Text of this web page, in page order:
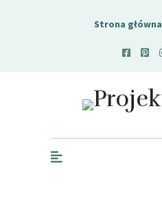
Strona główna
Projekt Dom